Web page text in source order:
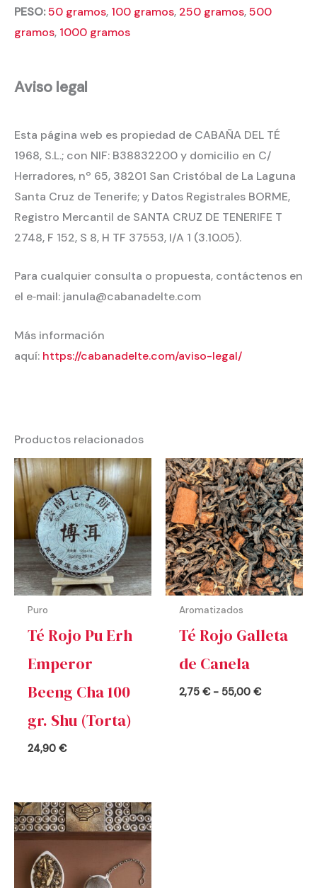
PESO:50 gramos, 100 gramos, 250 gramos,500
gramos, 1000 gramos
Aviso legal
Esta página web es propiedad de CABAÑA DEL TÉ
1968, S.L.; con NIF: B38832200 y domicilio en C/
Herradores, nº 65, 38201 San Cristóbal de La Laguna
Santa Cruz de Tenerife; y Datos Registrales BORME,
Registro Mercantil de SANTA CRUZ DE TENERIFE T
2748, F 152, S 8, H TF 37553, I/A 1 (3.10.05).
Para cualquier consulta o propuesta, contáctenos en
el e‐mail: janula@cabanadelte.com
Más información
aquí: https://cabanadelte.com/aviso-legal/
Productos relacionados
Puro
Té Rojo Pu Erh
Emperor
Beeng Cha 100
gr. Shu (Torta)
24,90€
Aromatizados
Té Rojo Galleta
de Canela
2,75€ - 55,00€
Rango
de
precios:
desde
2,75 €
hasta
55,00 €
Rango
de
precios:
2,75 €
hasta
55,00 €